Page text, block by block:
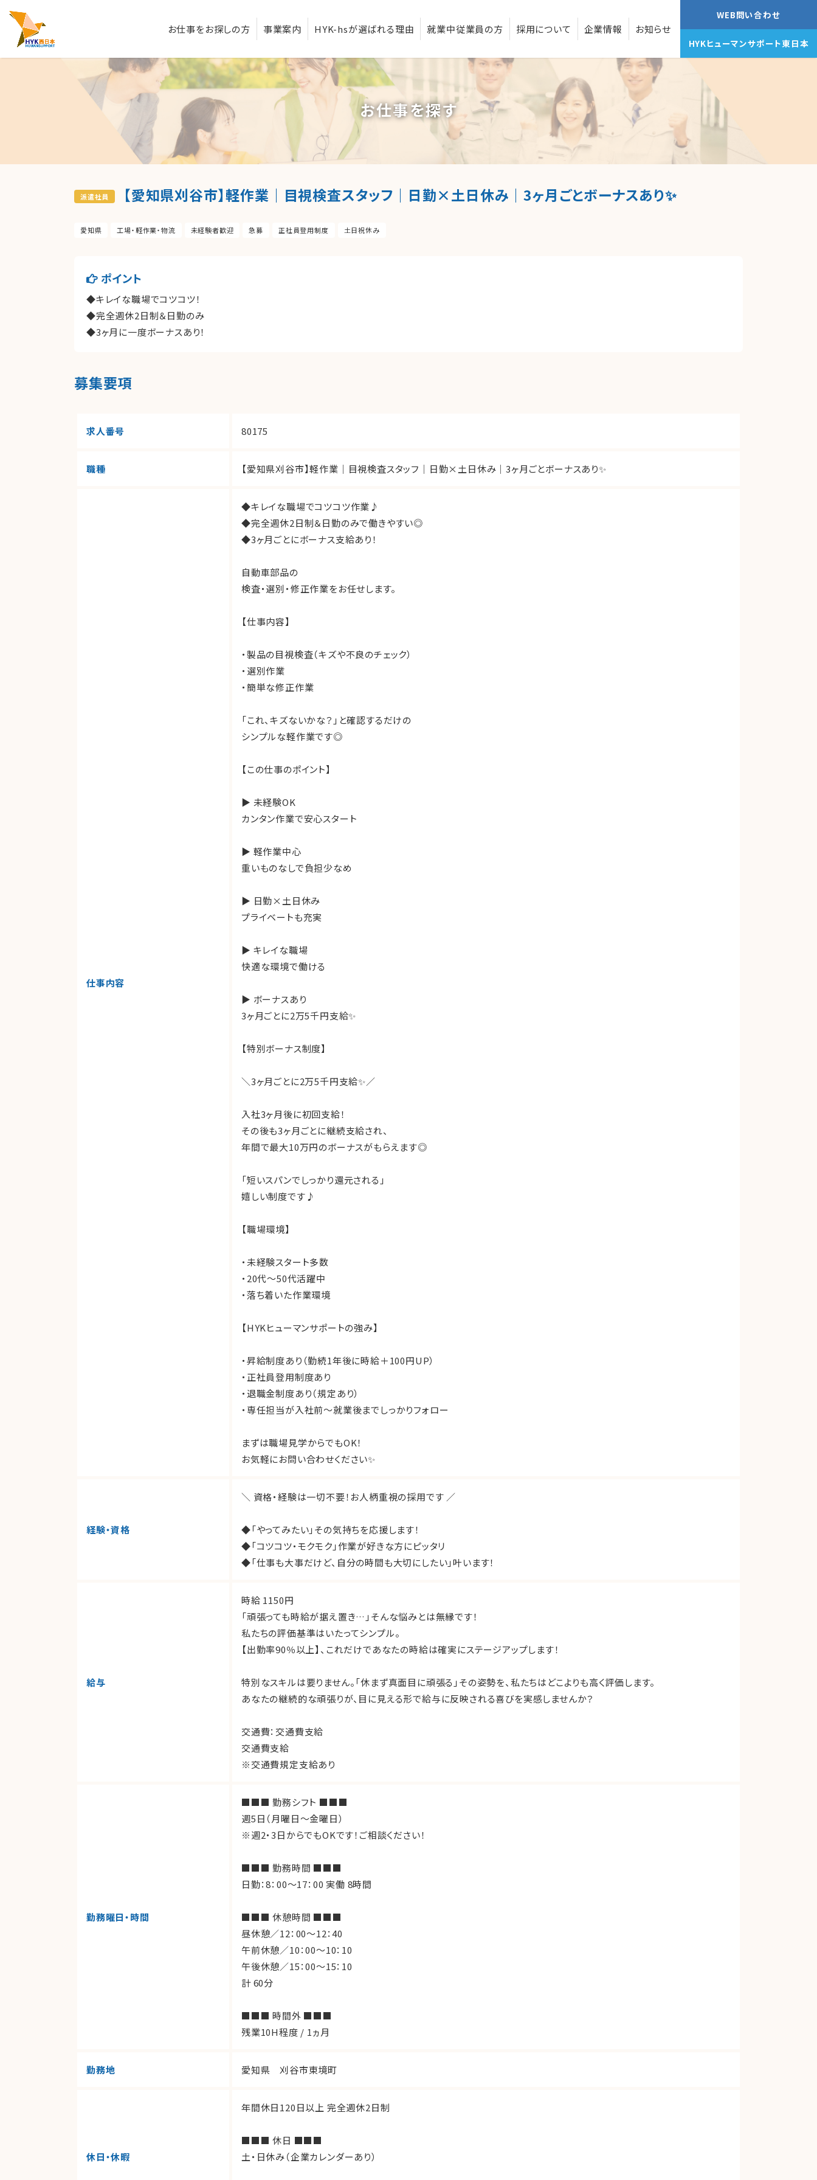
お仕事をお探しの方 事業案内 HYK-hsが選ばれる理由 就業中従業員の方 採用について 企業情報 お知らせ
WEB問い合わせ
HYKヒューマンサポート東日本
お仕事を探す
派遣社員 【愛知県刈谷市】軽作業｜目視検査スタッフ｜日勤×土日休み｜3ヶ月ごとボーナスあり✨
愛知県 工場・軽作業・物流 未経験者歓迎 急募 正社員登用制度 土日祝休み
ポイント
◆キレイな職場でコツコツ！
◆完全週休2日制＆日勤のみ
◆3ヶ月に一度ボーナスあり！
募集要項
求人番号 80175
職種 【愛知県刈谷市】軽作業｜目視検査スタッフ｜日勤×土日休み｜3ヶ月ごとボーナスあり✨
仕事内容
◆キレイな職場でコツコツ作業♪
◆完全週休2日制＆日勤のみで働きやすい◎
◆3ヶ月ごとにボーナス支給あり！
自動車部品の
検査・選別・修正作業をお任せします。
【仕事内容】
・製品の目視検査（キズや不良のチェック）
・選別作業
・簡単な修正作業
「これ、キズないかな？」と確認するだけの
シンプルな軽作業です◎
【この仕事のポイント】
▶ 未経験OK
カンタン作業で安心スタート
▶ 軽作業中心
重いものなしで負担少なめ
▶ 日勤×土日休み
プライベートも充実
▶ キレイな職場
快適な環境で働ける
▶ ボーナスあり
3ヶ月ごとに2万5千円支給✨
【特別ボーナス制度】
＼3ヶ月ごとに2万5千円支給✨／
入社3ヶ月後に初回支給！
その後も3ヶ月ごとに継続支給され、
年間で最大10万円のボーナスがもらえます◎
「短いスパンでしっかり還元される」
嬉しい制度です♪
【職場環境】
・未経験スタート多数
・20代〜50代活躍中
・落ち着いた作業環境
【HYKヒューマンサポートの強み】
・昇給制度あり（勤続1年後に時給＋100円UP）
・正社員登用制度あり
・退職金制度あり（規定あり）
・専任担当が入社前〜就業後までしっかりフォロー
まずは職場見学からでもOK！
お気軽にお問い合わせください✨
経験・資格
＼ 資格・経験は一切不要！お人柄重視の採用です ／
◆「やってみたい」その気持ちを応援します！
◆「コツコツ・モクモク」作業が好きな方にピッタリ
◆「仕事も大事だけど、自分の時間も大切にしたい」叶います！
給与
時給 1150円
「頑張っても時給が据え置き…」そんな悩みとは無縁です！
私たちの評価基準はいたってシンプル。
【出勤率90％以上】、これだけであなたの時給は確実にステージアップします！
特別なスキルは要りません。「休まず真面目に頑張る」その姿勢を、私たちはどこよりも高く評価します。
あなたの継続的な頑張りが、目に見える形で給与に反映される喜びを実感しませんか？
交通費：交通費支給
交通費支給
※交通費規定支給あり
勤務曜日・時間
■■■ 勤務シフト ■■■
週5日（月曜日～金曜日）
※週2・3日からでもOKです！ご相談ください！
■■■ 勤務時間 ■■■
日勤：8：00～17：00 実働 8時間
■■■ 休憩時間 ■■■
昼休憩／12：00～12：40
午前休憩／10：00～10：10
午後休憩／15：00～15：10
計 60分
■■■ 時間外 ■■■
残業10H程度 / 1ヵ月
勤務地 愛知県 刈谷市東境町
休日・休暇
年間休日120日以上 完全週休2日制
■■■ 休日 ■■■
土・日休み（企業カレンダーあり）